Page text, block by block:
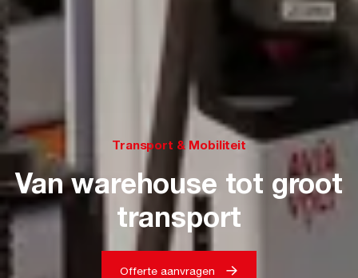
Transport & Mobiliteit
Van warehouse tot groot
transport
Offerte aanvragen